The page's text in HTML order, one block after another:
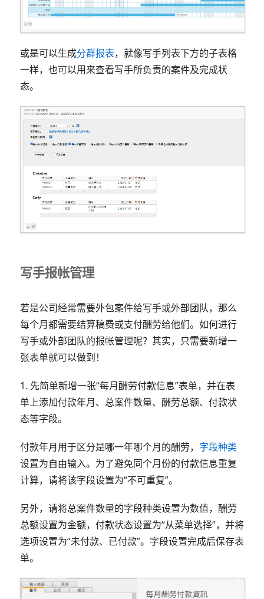
或是可以生成分群报表，就像写手列表下方的子表格
一样，也可以用来查看写手所负责的案件及完成状
态。
写手报帐管理
若是公司经常需要外包案件给写手或外部团队，那么
每个月都需要结算稿费或支付酬劳给他们。如何进行
写手或外部团队的报帐管理呢？其实，只需要新增一
张表单就可以做到！
1. 先简单新增一张“每月酬劳付款信息”表单，并在表
单上添加付款年月、总案件数量、酬劳总额、付款状
态等字段。
付款年月用于区分是哪一年哪个月的酬劳， 字段种类
设置为自由输入。为了避免同个月份的付款信息重复
计算，请将该字段设置为“不可重复”。
另外，请将总案件数量的字段种类设置为数值，酬劳
总额设置为金额，付款状态设置为“从菜单选择”，并将
选项设置为“未付款、已付款”。字段设置完成后保存表
单。